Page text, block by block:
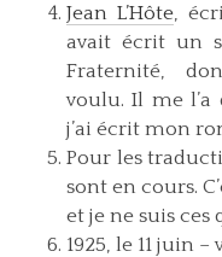
Jean L’Hôte,
avait écrit un
Fraternité,
voulu. Il me l’a
j’ai écrit mon
Pour les
sont en cours.
et je ne suis ces
1925, le 11 juin